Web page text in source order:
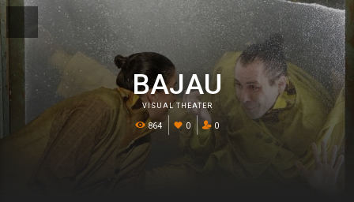
BAJAU
VISUAL THEATER
864 0 0